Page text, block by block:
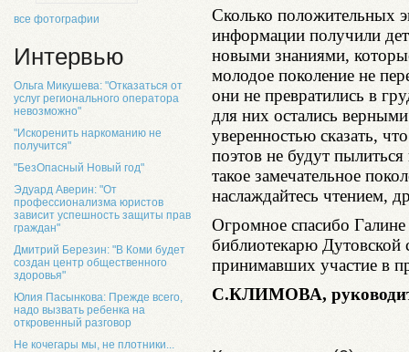
все фотографии
Интервью
Ольга Микушева: "Отказаться от
услуг регионального оператора
невозможно"
"Искоренить наркоманию не
получится"
"БезОпасный Новый год"
Эдуард Аверин: "От
профессионализма юристов
зависит успешность защиты прав
граждан"
Дмитрий Березин: "В Коми будет
создан центр общественного
здоровья"
Юлия Пасынкова: Прежде всего,
надо вызвать ребенка на
откровенный разговор
Не кочегары мы, не плотники...
Сколько положительных
информации получили
новыми знаниями,
молодое поколение не
они не превратились в
для них остались
уверенностью сказать,
поэтов не будут
такое замечательное
наслаждайтесь чтением,
Огромное спасибо
библиотекарю Дутовской
принимавших участие в
С.КЛИМОВА,